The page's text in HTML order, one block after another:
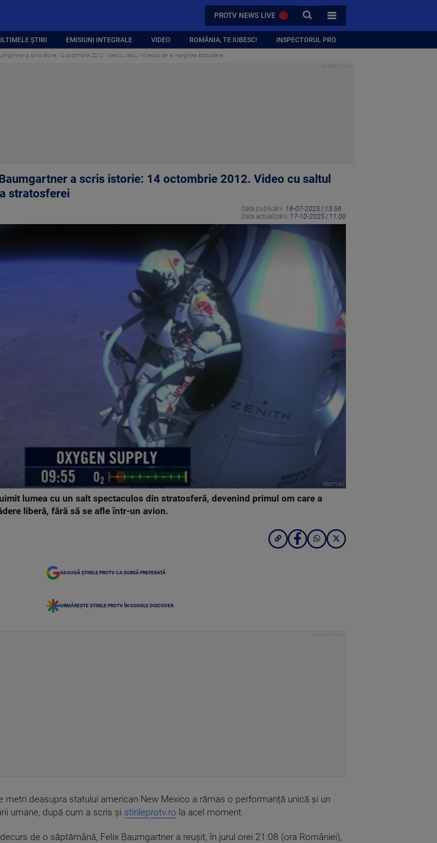
PROTV NEWS LIVE CAUTA
TOATE CATEGORIILE
ȘTIRI EMISIUNI INTEGRALE VIDEO ROMÂNIA, TE IUBESC! INSPECTORUL PRO
a scris istorie: 14 octombrie 2012. Video cu saltul incredibil de la marginea stratosferei
a scris istorie: 14 octombrie 2012. Video cu saltul
stratosferei
Data publicării: 18-07-2025 | 13:56
Data actualizării: 17-10-2025 | 11:00
PROTV.RO
lumea cu un salt spectaculos din stratosferă, devenind primul om care a
liberă, fără să se afle într-un avion.
ADAUGĂ ȘTIRILE PROTV CA SURSĂ PREFERATĂ
URMĂREȘTE ȘTIRILE PROTV ÎN GOOGLE DISCOVER
metri deasupra statului american New Mexico a rămas o performanță unică și un
umane, după cum a scris și stirileprotv.ro la acel moment.
de o săptămână, Felix Baumgartner a reușit, în jurul orei 21:08 (ora României),